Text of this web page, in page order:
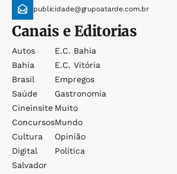
publicidade@grupoatarde.com.br
Canais e Editorias
Autos
Bahia
Brasil
Saúde
Cineinsite
Concursos
Cultura
Digital
Salvador
E.c. Bahia
E.c. Vitória
Empregos
Gastronomia
Muito
Mundo
Opinião
Política